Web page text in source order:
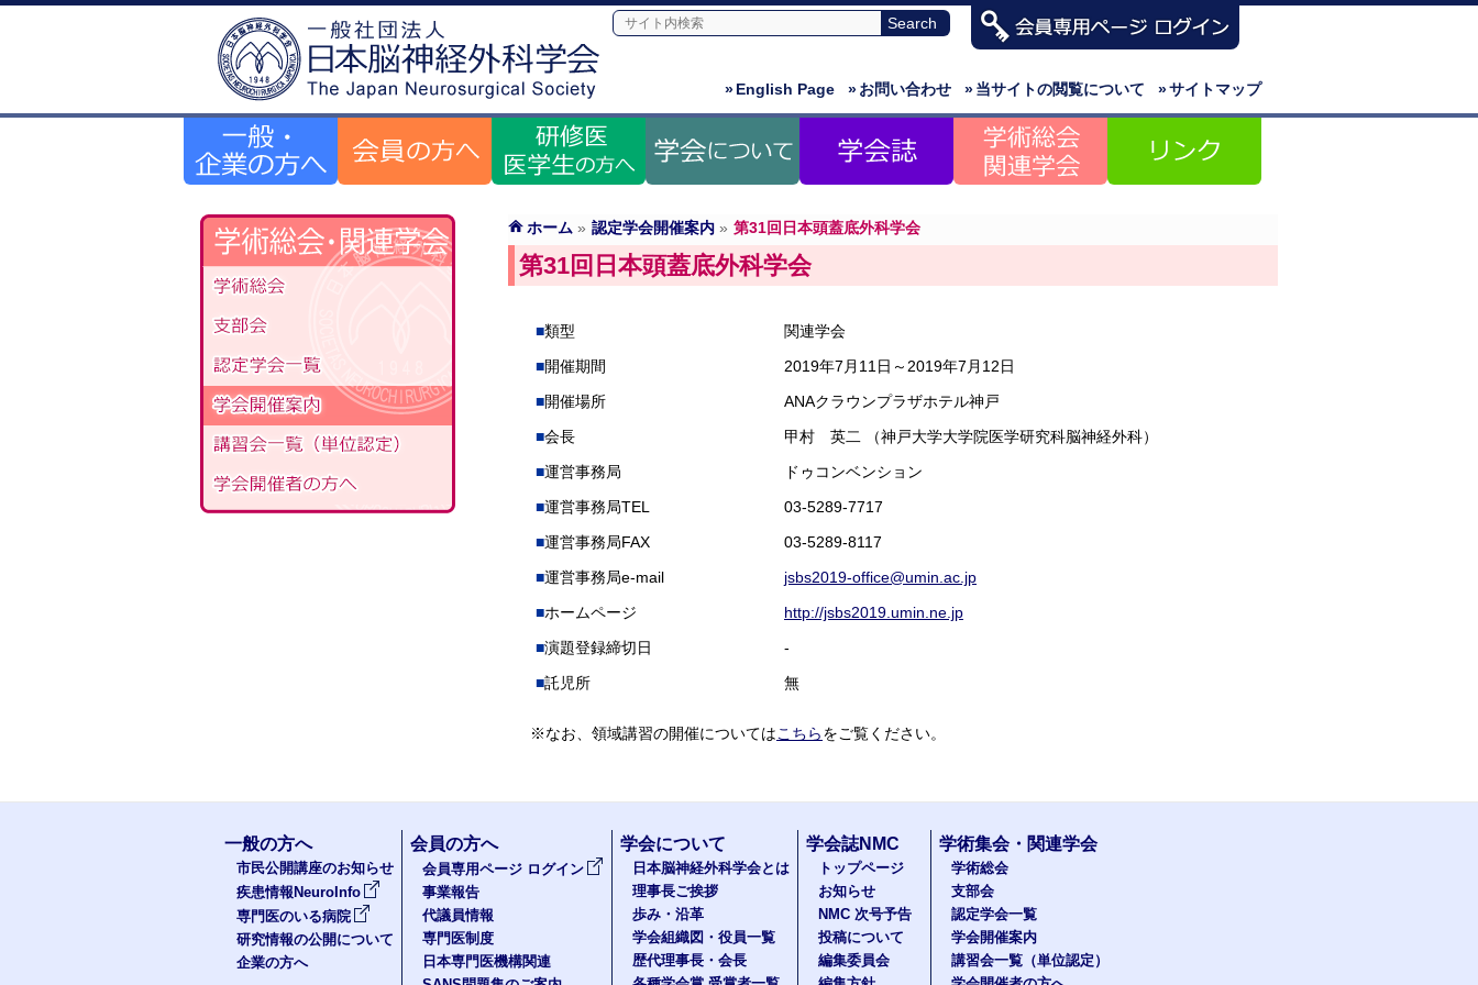
»サイトマップ
»当サイトの閲覧について
»お問い合わせ
»English Page
ホーム » 認定学会開催案内 » 第31回日本頭蓋底外科学会
第31回日本頭蓋底外科学会
類型
関連学会
開催期間
2019年7月11日～2019年7月12日
開催場所
ANAクラウンプラザホテル神戸
会長
甲村 英二 （神戸大学大学院医学研究科脳神経外科）
運営事務局
ドゥコンベンション
運営事務局TEL
03-5289-7717
運営事務局FAX
03-5289-8117
運営事務局e-mail
jsbs2019-office@umin.ac.jp
ホームページ
http://jsbs2019.umin.ne.jp
演題登録締切日
-
託児所
無
※なお、領域講習の開催についてはこちらをご覧ください。
一般の方へ
市民公開講座のお知らせ
疾患情報NeuroInfo
専門医のいる病院
研究情報の公開について
企業の方へ
会員の方へ
会員専用ページ ログイン
事業報告
代議員情報
専門医制度
日本専門医機構関連
学会について
日本脳神経外科学会とは
理事長ご挨拶
歩み・沿革
学会組織図・役員一覧
歴代理事長・会長
学会誌NMC
トップページ
お知らせ
NMC 次号予告
投稿について
編集委員会
学術集会・関連学会
学術総会
支部会
認定学会一覧
学会開催案内
講習会一覧（単位認定）